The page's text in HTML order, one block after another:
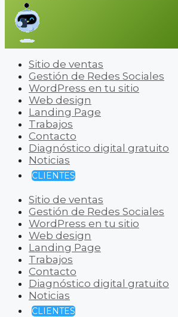
Sitio de ventas
Gestión de Redes Sociales
WordPress en tu sitio
Web design
Landing Page
Trabajos
Contacto
Diagnóstico digital gratuito
Noticias
CLIENTES
Sitio de ventas
Gestión de Redes Sociales
WordPress en tu sitio
Web design
Landing Page
Trabajos
Contacto
Diagnóstico digital gratuito
Noticias
CLIENTES